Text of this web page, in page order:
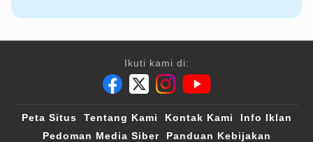
Ikuti kami di:
Peta Situs Tentang Kami Kontak Kami
Info Iklan
Pedoman Media Siber
Panduan Kebijakan